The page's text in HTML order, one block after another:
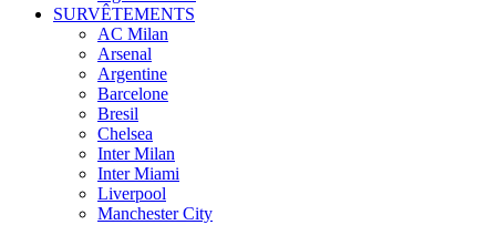
SURVÊTEMENTS
AC Milan
Arsenal
Argentine
Barcelone
Bresil
Chelsea
Inter Milan
Inter Miami
Liverpool
Manchester City